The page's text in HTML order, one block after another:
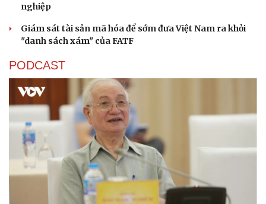
nghiệp
Giám sát tài sản mã hóa để sớm đưa Việt Nam ra khỏi
"danh sách xám" của FATF
PODCAST